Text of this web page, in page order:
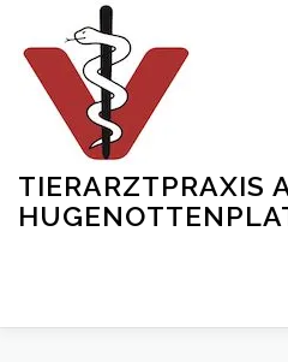
springen
TIERARZTPRAXIS